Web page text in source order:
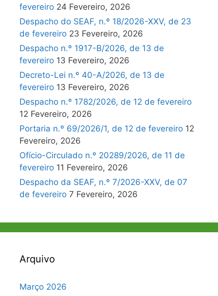
fevereiro 24 Fevereiro, 2026
Despacho do SEAF, n.º 18/2026-XXV, de 23
de fevereiro 23 Fevereiro, 2026
Despacho n.º 1917-B/2026, de 13 de
fevereiro 13 Fevereiro, 2026
Decreto-Lei n.º 40-A/2026, de 13 de
fevereiro 13 Fevereiro, 2026
Despacho n.º 1782/2026, de 12 de fevereiro
12 Fevereiro, 2026
Portaria n.º 69/2026/1, de 12 de fevereiro 12
Fevereiro, 2026
Ofício-Circulado n.º 20289/2026, de 11 de
fevereiro 11 Fevereiro, 2026
Despacho da SEAF, n.º 7/2026-XXV, de 07
de fevereiro 7 Fevereiro, 2026
Arquivo
Março 2026